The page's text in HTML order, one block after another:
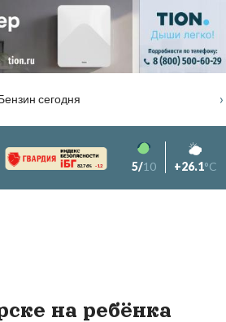
сегодня ›
82.76% -1.2 5/10 +26.1°C
на ребёнка